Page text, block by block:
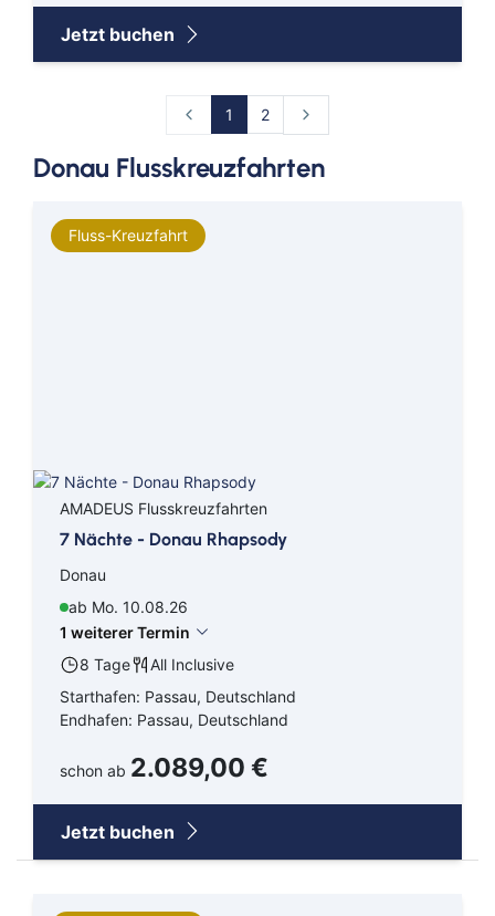
Jetzt buchen
1 2
Donau Flusskreuzfahrten
Fluss-Kreuzfahrt
AMADEUS Flusskreuzfahrten
7 Nächte - Donau Rhapsody
Donau
ab Mo. 10.08.26
1 weiterer Termin
8 Tage
All Inclusive
Starthafen: Passau, Deutschland
Endhafen: Passau, Deutschland
schon ab 2.089,00 €
Jetzt buchen